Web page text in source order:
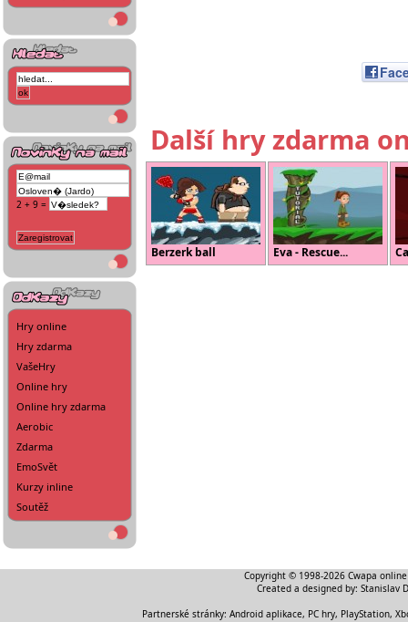
2 + 9 =
Hry online
Hry zdarma
VašeHry
Online hry
Online hry zdarma
Aerobic
Zdarma
EmoSvět
Kurzy inline
Soutěž
Další hry zdarma
Berzerk ball Eva - Rescue...
Copyright © 1998-2026 Cwapa
Created a designed by: Stanislav
Partnerské stránky: Android aplikace, PC hry, PlayStation,